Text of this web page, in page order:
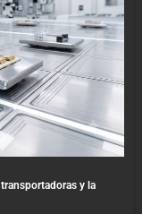
y la